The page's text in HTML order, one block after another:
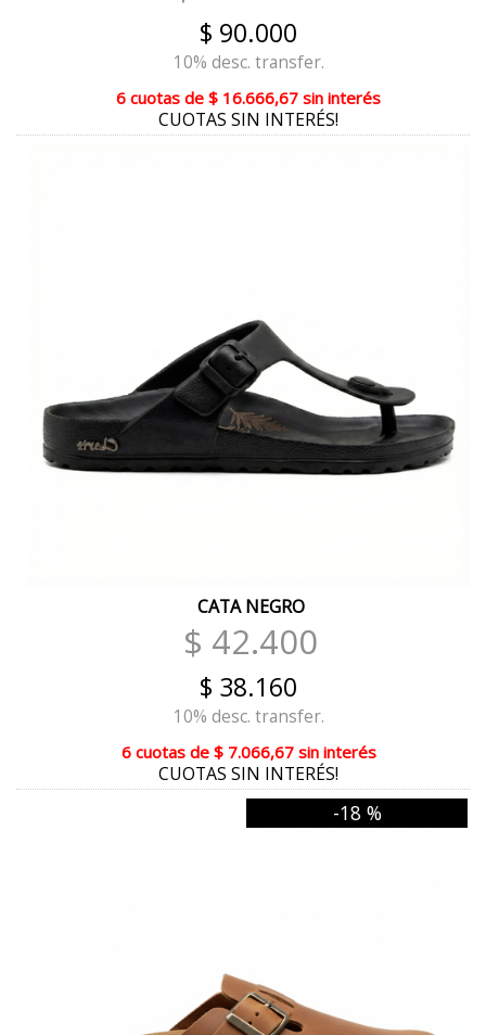
ROJO GUINDA
GLITTER PLATA
SUELA
MERINO
FUCSIA
CANELA
MARFIL REPTIL
PELTRE GRIS METAL
MAIZ COMBINADO
REPTIL BITONO
METAL ROSÉ
METAL PLATA
BLANCO/AZUL
MADERA
BEIGE ORO
$ 90.000
10% desc. transfer.
6 cuotas de $ 16.666,67 sin interés
CUOTAS SIN INTERÉS!
CATA NEGRO
$ 42.400
$ 38.160
10% desc. transfer.
6 cuotasde $ 7.066,67sin interés
CUOTAS SIN INTERÉS!
-18 %